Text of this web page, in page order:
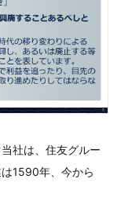
社は、住友グルー
1590年、今から